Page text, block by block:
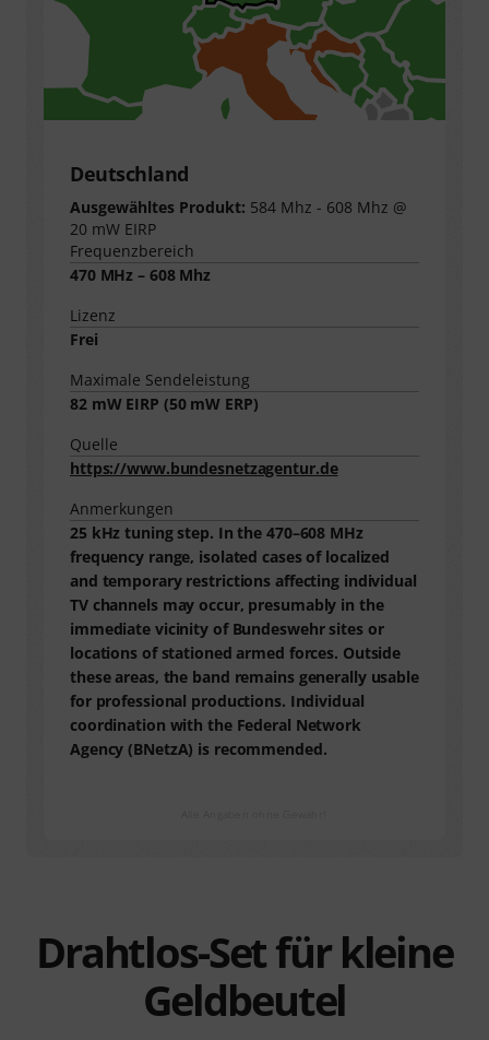
Drahtlos-Set für kleine
Geldbeutel
Deutschland
Ausgewähltes Produkt: 584 Mhz - 608 Mhz @
20 mW EIRP
Frequenzbereich
470 MHz – 608 Mhz
Lizenz
Frei
Maximale Sendeleistung
82mW EIRP (50mW ERP)
Quelle
https://www.bundesnetzagentur.de
Anmerkungen
25 kHz tuning step. In the 470–608 MHz
frequency range, isolated cases of localized
and temporary restrictions affecting individual
TV channels may occur, presumably in the
immediate vicinity of Bundeswehr sites or
locations of stationed armed forces. Outside
these areas, the band remains generally usable
for professional productions. Individual
coordination with the Federal Network
Agency (BNetzA) is recommended.